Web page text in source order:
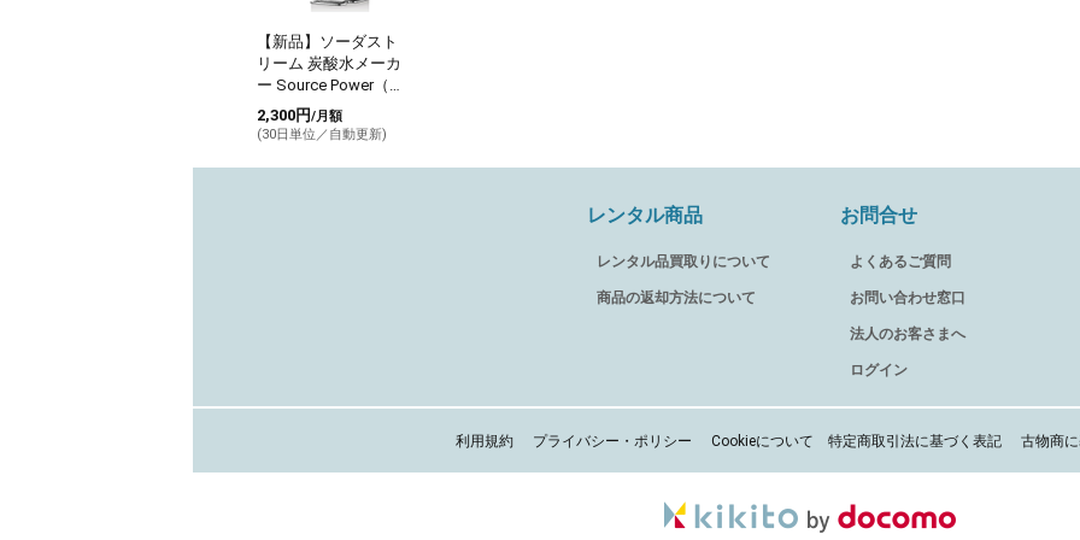
【新品】ソーダスト
リーム 炭酸水メーカ
ー Source Power（ソ
ースパワー）
2,300円/月額
(30日単位／自動更新)
レンタル商品
レンタル品買取りについて
商品の返却方法について
お問合せ
よくあるご質問
お問い合わせ窓口
法人のお客さまへ
ログイン
利用規約 プライバシー・ポリシー Cookieについて 特定商取引法に基づく表記 古物商